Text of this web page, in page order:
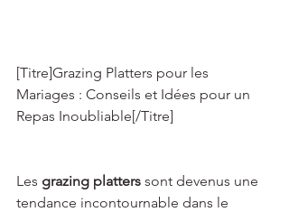
[Titre]Grazing Platters pour les
Mariages : Conseils et Idées pour un
Repas Inoubliable[/Titre]
Les grazing platters sont devenus une
tendance incontournable dans le